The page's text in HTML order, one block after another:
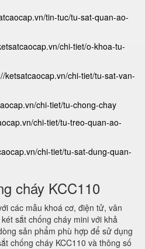
tin-tuc/tu-sat-quan-ao-
chi-tiet/o-khoa-tu-
ketsatcaocap.vn/chi-tiet/tu-sat-van-
chi-tiet/tu-chong-chay
chi-tiet/tu-treo-quan-ao-
chi-tiet/tu-sat-dung-quan-
cháy KCC110
các mẫu khoá cơ, điện tử, vân
sắt chống cháy mini với khả
sản phẩm phù hợp để sử dụng
chống cháy KCC110 và thông số